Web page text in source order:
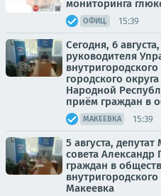
мониторинга
ОФИЦ. 15:39
Сегодня, 6
руководителя
городского
Народной
приём граждан в
МАКЕЕВКА 15:39
5 августа,
совета
граждан в
Макеевка